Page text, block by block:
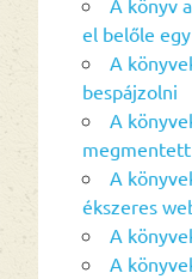
A könyv
el belőle
A
bespájzolni
A
megmentett
A
ékszeres
A
A